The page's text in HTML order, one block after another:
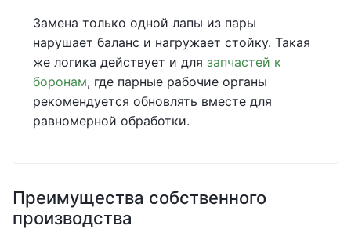
Замена только одной лапы из пары
нарушает баланс и нагружает стойку. Такая
же логика действует и для запчастей к
боронам, где парные рабочие органы
рекомендуется обновлять вместе для
равномерной обработки.
Преимущества собственного
производства